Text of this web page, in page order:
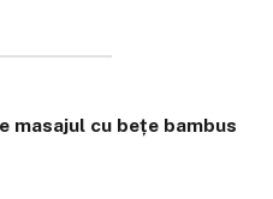
cu bețe bambus